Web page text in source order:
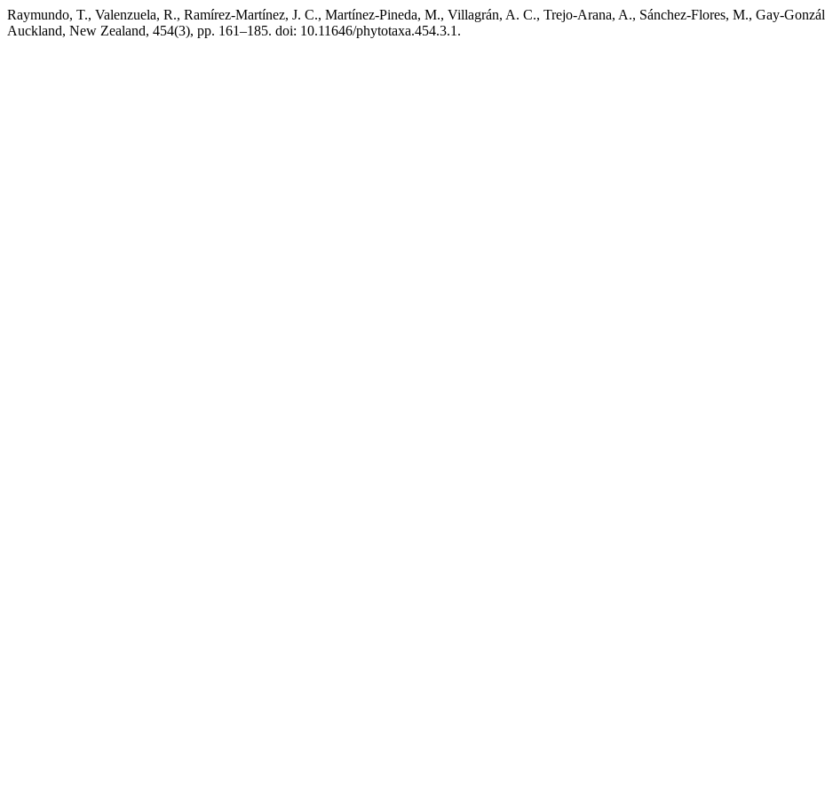
Raymundo, T., Valenzuela, R., Ramírez-Martínez, J. C., Martínez-Pineda, M., Villagrán, A. C., Trejo-Arana, A., Sánchez-Flores, M., Gay-
Auckland, New Zealand, 454(3), pp. 161–185. doi: 10.11646/phytotaxa.454.3.1.